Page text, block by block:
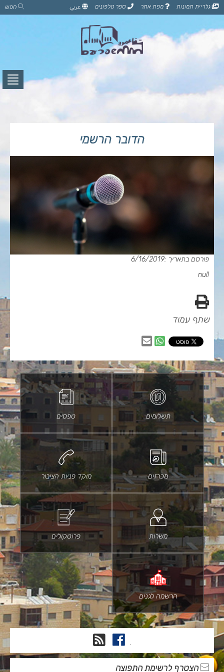
דלג
לתוכן
גלריית תמונות מפת אתר ספר טלפונים عربي חפש
לחץ
הדובר הרשמי
פורסם בתאריך :6/16/2019
null
הדפס
שתף עמוד
שיתוף
בווטסאפ
שיתוף
באמצעות
דוא״ל
תשלומים טפסים
מכרזים מוקד פניות הציבור
משרות פרוטקולים
הרשמה לגנים
.
פייסבוקRSS
הצטרף לרשימת התפוצה